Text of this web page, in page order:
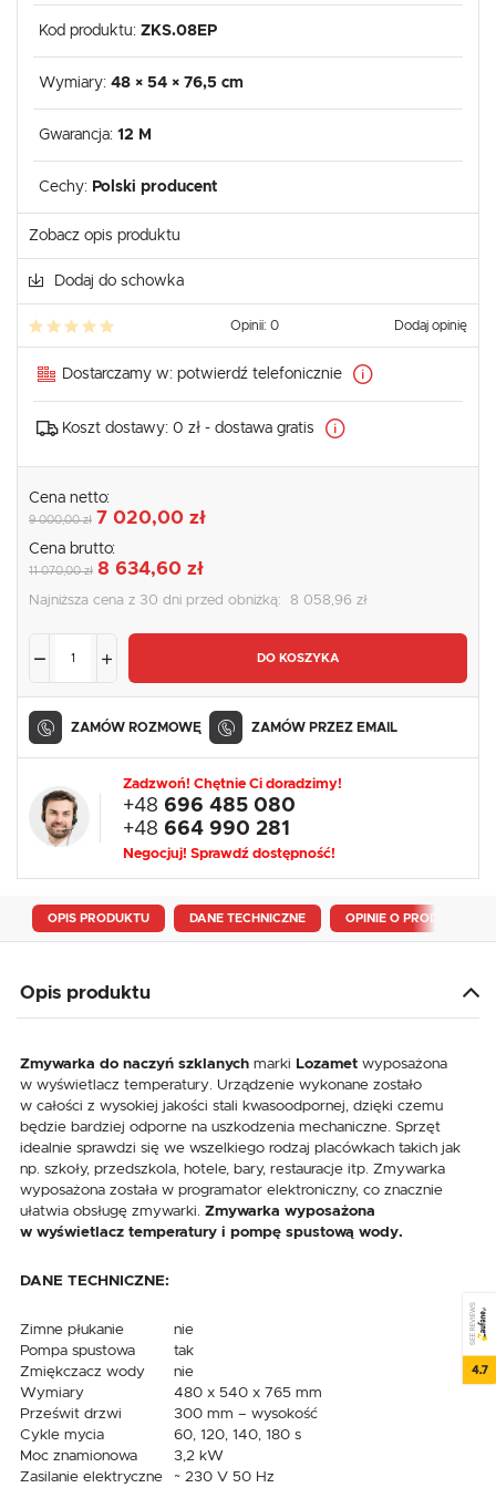
Kod produktu: ZKS.08EP
Wymiary: 48 × 54 × 76,5 cm
Gwarancja: 12 M
Cechy: Polski producent
Zobacz opis produktu
Dodaj do schowka
Opinii: 0 Dodaj opinię
Dostarczamy w: potwierdź telefonicznie
Koszt dostawy: 0 zł - dostawa gratis
Cena netto:
9 000,00 zł 7 020,00 zł
Cena brutto:
11 070,00 zł 8 634,60 zł
Najniższa cena z 30 dni przed obniżką: 8 058,96 zł
DO KOSZYKA
ZAMÓW ROZMOWĘ ZAMÓW PRZEZ EMAIL
Zadzwoń! Chętnie Ci doradzimy!
+48 696 485 080
+48 664 990 281
Negocjuj! Sprawdź dostępność!
OPIS PRODUKTU DANE TECHNICZNE OPINIE O PRODUKCIE
Opis produktu
Zmywarka do naczyń szklanych marki Lozamet wyposażona
w wyświetlacz temperatury. Urządzenie wykonane zostało
w całości z wysokiej jakości stali kwasoodpornej, dzięki czemu
będzie bardziej odporne na uszkodzenia mechaniczne. Sprzęt
idealnie sprawdzi się we wszelkiego rodzaj placówkach takich jak
np. szkoły, przedszkola, hotele, bary, restauracje itp. Zmywarka
wyposażona została w programator elektroniczny, co znacznie
ułatwia obsługę zmywarki. Zmywarka wyposażona
w wyświetlacz temperatury i pompę spustową wody.
DANE TECHNICZNE:
Zimne płukanie
nie
Pompa spustowa
tak
Zmiękczacz wody
nie
Wymiary
480 x 540 x 765 mm
Prześwit drzwi
300 mm – wysokość
Cykle mycia
60, 120, 140, 180 s
Moc znamionowa
3,2 kW
Zasilanie elektryczne
~ 230 V 50 Hz
SEE REVIEWS
4.7